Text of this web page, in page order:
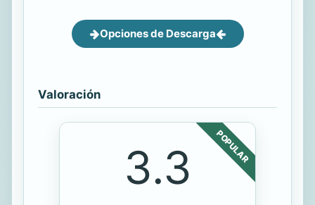
Opciones de Descarga
Valoración
POPULAR
3.3